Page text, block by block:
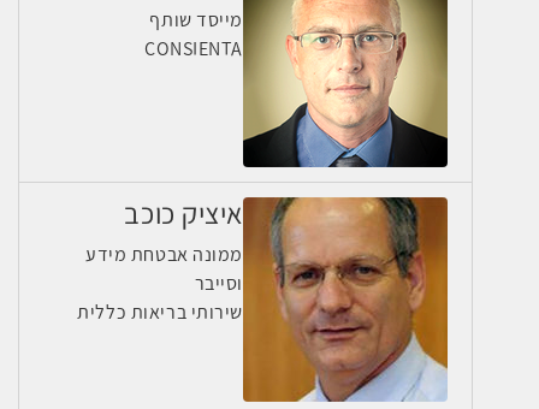
מייסד שותף
CONSIENTA
איציק כוכב
ממונה אבטחת מידע
וסייבר
שירותי בריאות כללית